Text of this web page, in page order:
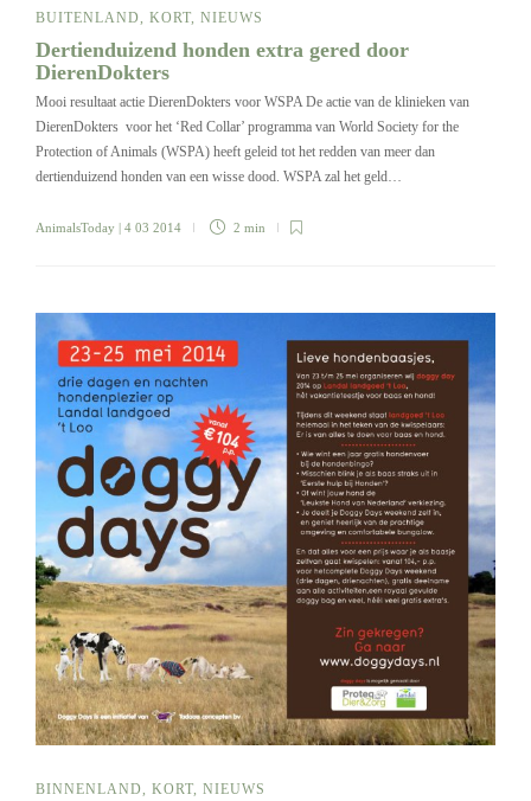
BUITENLAND KORT NIEUWS
Dertienduizend honden extra gered door
DierenDokters
Mooi resultaat actie DierenDokters voor WSPA De actie van de klinieken van
DierenDokters voor het ‘Red Collar’ programma van World Society for the
Protection of Animals (WSPA) heeft geleid tot het redden van meer dan
dertienduizend honden van een wisse dood. WSPA zal het geld…
AnimalsToday | 4 03 2014 2 min
BINNENLAND KORT NIEUWS